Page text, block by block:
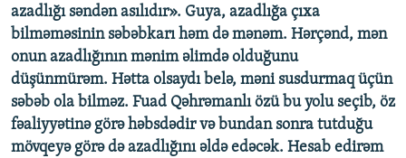
azadlığı səndən asılıdır». Guya, azadlığa çıxa
bilməməsinin səbəbkarı həm də mənəm. Hərçənd, mən
onun azadlığının mənim əlimdə olduğunu
düşünmürəm. Hətta olsaydı belə, məni susdurmaq üçün
səbəb ola bilməz. Fuad Qəhrəmanlı özü bu yolu seçib, öz
fəaliyyətinə görə həbsdədir və bundan sonra tutduğu
mövqeyə görə də azadlığını əldə edəcək. Hesab edirəm